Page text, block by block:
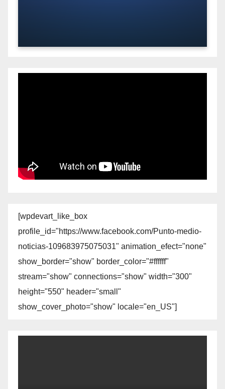
[wpdevart_like_box
profile_id="https://www.facebook.com/Punto-medio-
noticias-109683975075031" animation_efect="none"
show_border="show" border_color="#ffffff"
stream="show" connections="show" width="300"
height="550" header="small"
show_cover_photo="show" locale="en_US"]